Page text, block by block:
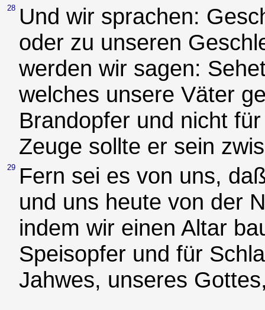
28 Und wir sprachen:
oder zu unseren
werden wir sagen:
welches unsere Väter
Brandopfer und nicht
Zeuge sollte er sein
29 Fern sei es von uns,
und uns heute von der
indem wir einen Altar
Speisopfer und für
Jahwes, unseres